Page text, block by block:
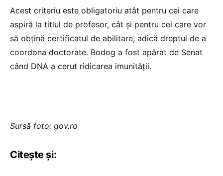
Acest criteriu este obligatoriu atât pentru cei care
aspiră la titlul de profesor, cât şi pentru cei care vor
să obţină certificatul de abilitare, adică dreptul de a
coordona doctorate. Bodog a fost apărat de Senat
când DNA a cerut ridicarea imunității.
Sursă foto: gov.ro
Citește și: